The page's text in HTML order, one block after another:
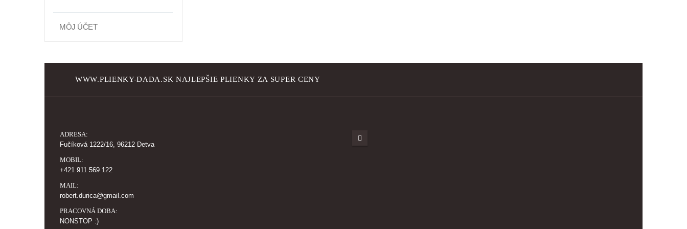
MÔJ ÚČET
WWW.PLIENKY-DADA.SK NAJLEPŠIE PLIENKY ZA SUPER CENY
ADRESA:
Fučíková 1222/16, 96212 Detva
MOBIL:
+421 911 569 122
MAIL:
robert.durica@gmail.com
PRACOVNÁ DOBA:
NONSTOP :)